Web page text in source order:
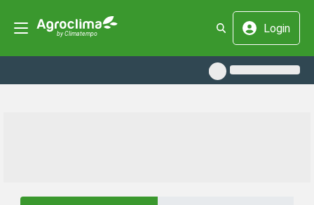
Login